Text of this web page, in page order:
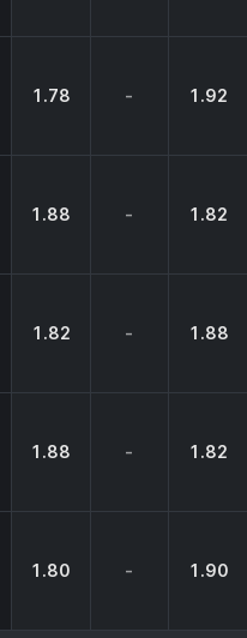
1.78 - 1.92
1.88 - 1.82
1.82 - 1.88
1.88 - 1.82
1.80 - 1.90